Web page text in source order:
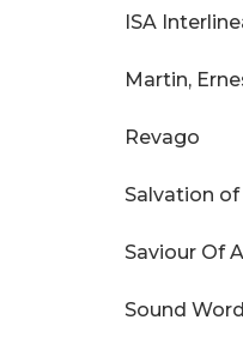
ISA
Martin,
Revago
Salvation of
Saviour Of
Sound